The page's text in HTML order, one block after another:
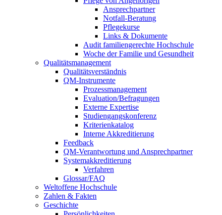
Ansprechpartner
Notfall-Beratung
Pflegekurse
Links & Dokumente
Audit familiengerechte Hochschule
Woche der Familie und Gesundheit
Qualitätsmanagement
Qualitätsverständnis
QM-Instrumente
Prozessmanagement
Evaluation/Befragungen
Externe Expertise
Studiengangskonferenz
Kriterienkatalog
Interne Akkreditierung
Feedback
QM-Verantwortung und Ansprechpartner
Systemakkreditierung
Verfahren
Glossar/FAQ
Weltoffene Hochschule
Zahlen & Fakten
Geschichte